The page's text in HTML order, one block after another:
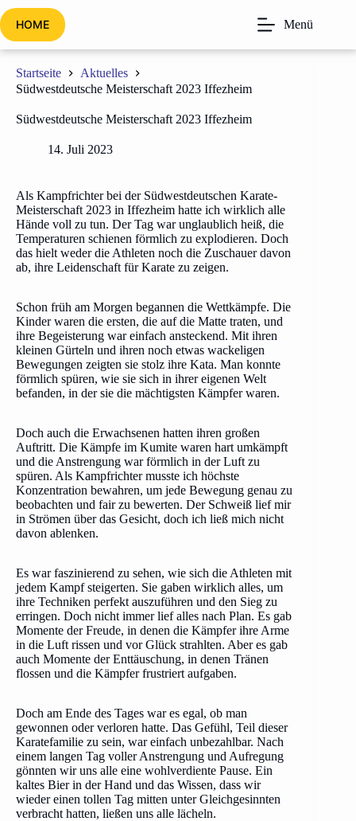
Zum
Inhalt
springen
HOME Menü
Startseite
Aktuelles
Südwestdeutsche Meisterschaft 2023 Iffezheim
Südwestdeutsche Meisterschaft 2023 Iffezheim
14. Juli 2023
Als Kampfrichter bei der Südwestdeutschen Karate-
Meisterschaft 2023 in Iffezheim hatte ich wirklich alle
Hände voll zu tun. Der Tag war unglaublich heiß, die
Temperaturen schienen förmlich zu explodieren. Doch
das hielt weder die Athleten noch die Zuschauer davon
ab, ihre Leidenschaft für Karate zu zeigen.
Schon früh am Morgen begannen die Wettkämpfe. Die
Kinder waren die ersten, die auf die Matte traten, und
ihre Begeisterung war einfach ansteckend. Mit ihren
kleinen Gürteln und ihren noch etwas wackeligen
Bewegungen zeigten sie stolz ihre Kata. Man konnte
förmlich spüren, wie sie sich in ihrer eigenen Welt
befanden, in der sie die mächtigsten Kämpfer waren.
Doch auch die Erwachsenen hatten ihren großen
Auftritt. Die Kämpfe im Kumite waren hart umkämpft
und die Anstrengung war förmlich in der Luft zu
spüren. Als Kampfrichter musste ich höchste
Konzentration bewahren, um jede Bewegung genau zu
beobachten und fair zu bewerten. Der Schweiß lief mir
in Strömen über das Gesicht, doch ich ließ mich nicht
davon ablenken.
Es war faszinierend zu sehen, wie sich die Athleten mit
jedem Kampf steigerten. Sie gaben wirklich alles, um
ihre Techniken perfekt auszuführen und den Sieg zu
erringen. Doch nicht immer lief alles nach Plan. Es gab
Momente der Freude, in denen die Kämpfer ihre Arme
in die Luft rissen und vor Glück strahlten. Aber es gab
auch Momente der Enttäuschung, in denen Tränen
flossen und die Kämpfer frustriert aufgaben.
Doch am Ende des Tages war es egal, ob man
gewonnen oder verloren hatte. Das Gefühl, Teil dieser
Karatefamilie zu sein, war einfach unbezahlbar. Nach
einem langen Tag voller Anstrengung und Aufregung
gönnten wir uns alle eine wohlverdiente Pause. Ein
kaltes Bier in der Hand und das Wissen, dass wir
wieder einen tollen Tag mitten unter Gleichgesinnten
verbracht hatten, ließen uns alle lächeln.